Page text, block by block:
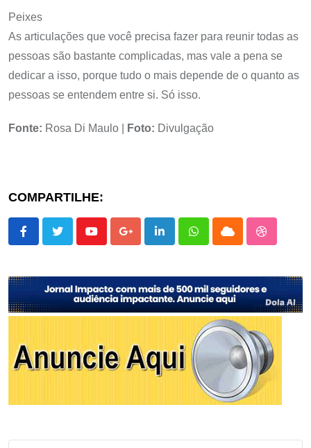
Peixes
As articulações que você precisa fazer para reunir todas as
pessoas são bastante complicadas, mas vale a pena se
dedicar a isso, porque tudo o mais depende de o quanto as
pessoas se entendem entre si. Só isso.
Fonte: Rosa Di Maulo | Foto: Divulgação
COMPARTILHE:
LinkedInWhatsappCloud